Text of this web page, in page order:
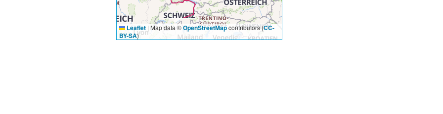
Leaflet | Map data ©OpenStreetMapcontributors (CC-
BY-SA)